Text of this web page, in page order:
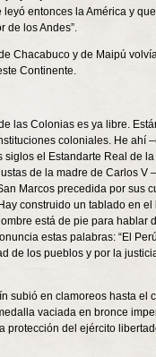
entonces la América y
de los Andes”.
Chacabuco y de Maipú
Continente.
las Colonias es ya libre.
coloniales. He ahí
el Estandarte Real de
de la madre de Carlos V
Marcos precedida por sus
construido un tablado en
está de pie para hablar
estas palabras: “El
de los pueblos y por la
subió en clamoreos hasta el
vaciada en bronce
protección del ejército